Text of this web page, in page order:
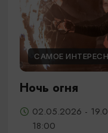
САМОЕ
Ночь огня
02.05.2026 -
18:00